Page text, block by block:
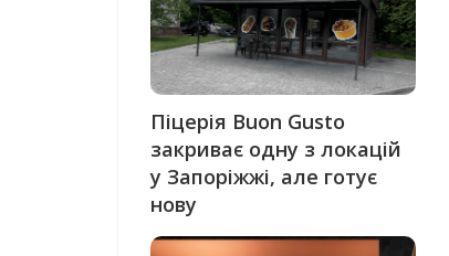
Піцерія Buon Gusto
закриває одну з локацій
у Запоріжжі, але готує
нову